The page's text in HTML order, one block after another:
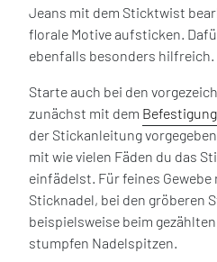
Jeans mit dem Sticktwist
florale Motive aufsticken.
ebenfalls besonders hilfreich.
Starte auch bei den
zunächst mit dem
der Stickanleitung
mit wie vielen Fäden du das
einfädelst. Für feines
Sticknadel, bei den gröberen
beispielsweise beim
stumpfen Nadelspitzen.